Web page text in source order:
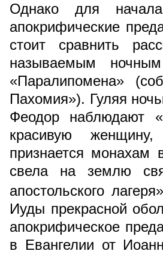
Однако для
апокрифические
стоит сравнить
называемым
«Паралипомена»
Пахомия»). Гуляя
Феодор наблюдают
красивую
признается
свела на землю
апостольского
Иуды прекрасной
апокрифическое
в Евангелии от